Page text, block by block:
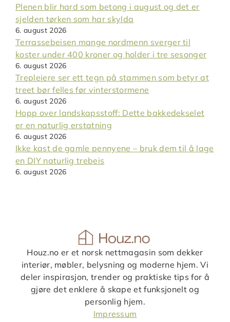
Plenen blir hard som betong i august og det er
sjelden tørken som har skylda
6. august 2026
Terrassebeisen mange nordmenn sverger til
koster under 400 kroner og holder i tre sesonger
6. august 2026
Trepleiere ser ett tegn på stammen som betyr at
treet bør felles før vinterstormene
6. august 2026
Hopp over landskapsstoff: Dette bakkedekselet
er en naturlig erstatning
6. august 2026
Ikke kast de gamle pennyene – bruk dem til å lage
en DIY naturlig trebeis
6. august 2026
Houz.no er et norsk nettmagasin som dekker
interiør, møbler, belysning og moderne hjem. Vi
deler inspirasjon, trender og praktiske tips for å
gjøre det enklere å skape et funksjonelt og
personlig hjem.
Impressum